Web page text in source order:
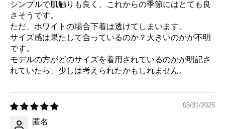
シンプルで肌触りも良く、これからの季節にはとても良
さそうです。
ただ、ホワイトの場合下着は透けてしまいます。
サイズ感は果たして合っているのか？大きいのかが不明
です。
モデルの方がどのサイズを着用されているのかが明記さ
れていたら、少しは考えられたかもしれません。
03/31/2025
匿名